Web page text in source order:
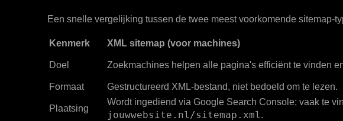
Een snelle vergelijking tussen de twee meest voorkomende sitemap-
Kenmerk XML sitemap (voor machines)
Doel Zoekmachines helpen alle pagina's efficiënt te vinden
Formaat
Gestructureerd XML-bestand, niet bedoeld om te lezen.
Plaatsing
Wordt ingediend via Google Search Console; vaak te
jouwwebsite.nl/sitemap.xml .